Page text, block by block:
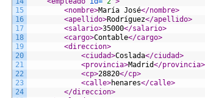
15
16
17
18
19
20
21
22
23
24
<nombre>María José</nombre>
<apellido>Rodríguez</apellido>
<salario>35000</salario>
<cargo>Contable</cargo>
<direccion>
<ciudad>Coslada</ciudad>
<provincia>Madrid</provincia>
<cp>28820</cp>
<calle>henares</calle>
</direccion>